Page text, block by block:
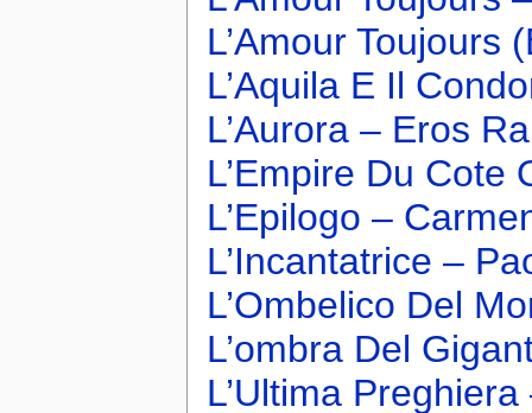
L’Amour Toujours
L’Aquila E Il
L’Aurora – Eros
L’Empire Du Cote
L’Epilogo –
L’Incantatrice –
L’Ombelico Del
L’ombra Del
L’Ultima